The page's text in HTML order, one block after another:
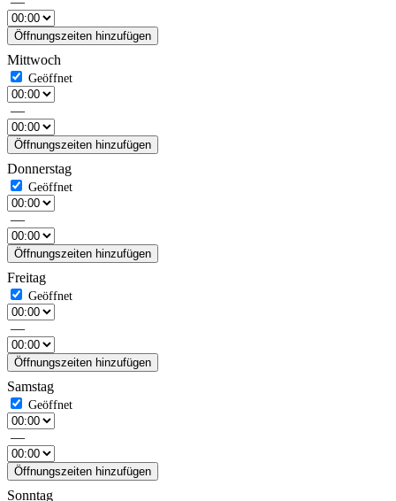
Öffnungszeiten hinzufügen
Mittwoch
—
Öffnungszeiten hinzufügen
Donnerstag
—
Öffnungszeiten hinzufügen
Freitag
—
Öffnungszeiten hinzufügen
Samstag
—
Öffnungszeiten hinzufügen
Sonntag